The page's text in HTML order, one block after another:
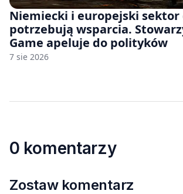
Niemiecki i europejski
potrzebują wsparcia.
Game apeluje do polityków
7 sie 2026
0 komentarzy
Zostaw komentarz